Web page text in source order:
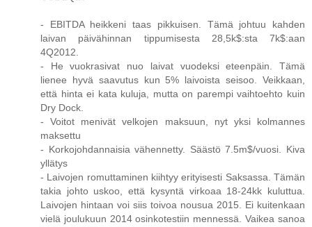
- EBITDA heikkeni taas pikkuisen. Tämä johtuu kahden
laivan päivähinnan tippumisesta 28,5k$:sta 7k$:aan
4Q2012.
- He vuokrasivat nuo laivat vuodeksi eteenpäin. Tämä
lienee hyvä saavutus kun 5% laivoista seisoo. Veikkaan,
että hinta ei kata kuluja, mutta on parempi vaihtoehto kuin
Dry Dock.
- Voitot menivät velkojen maksuun, nyt yksi kolmannes
maksettu
- Korkojohdannaisia vähennetty. Säästö 7.5m$/vuosi. Kiva
yllätys
- Laivojen romuttaminen kiihtyy erityisesti Saksassa. Tämän
takia johto uskoo, että kysyntä virkoaa 18-24kk kuluttua.
Laivojen hintaan voi siis toivoa nousua 2015. Ei kuitenkaan
vielä joulukuun 2014 osinkotestiin mennessä. Vaikea sanoa